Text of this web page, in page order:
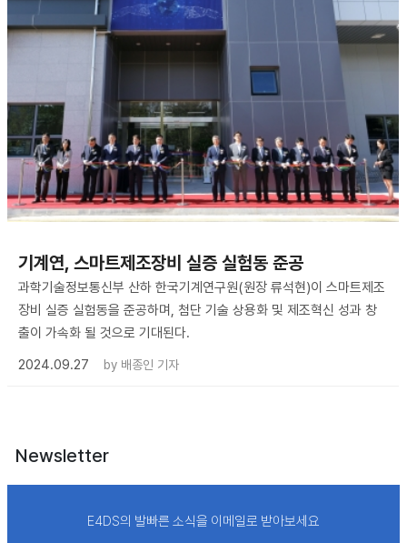
기계연, 스마트제조장비 실증 실험동 준공
과학기술정보통신부 산하 한국기계연구원(원장 류석현)이 스마트제조
장비 실증 실험동을 준공하며, 첨단 기술 상용화 및 제조혁신 성과 창
출이 가속화 될 것으로 기대된다.
2024.09.27
by 배종인 기자
Newsletter
E4DS의 발빠른 소식을 이메일로 받아보세요